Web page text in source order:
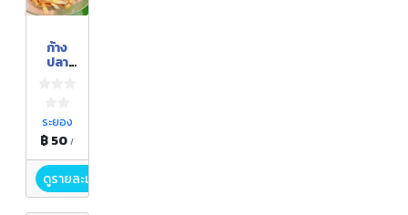
ก้าง
ปลา
ระยอง
฿ 50/
ดูรายละเอียด